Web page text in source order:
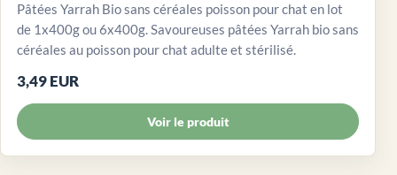
Pâtées Yarrah Bio sans céréales poisson pour chat en lot
de 1x400g ou 6x400g. Savoureuses pâtées Yarrah bio sans
céréales au poisson pour chat adulte et stérilisé.
3,49 EUR
Voir le produit